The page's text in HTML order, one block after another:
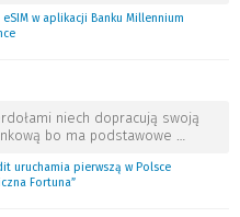
eSIM w aplikacji Banku Millennium
niech dopracują swoją
bo ma podstawowe …
uruchamia pierwszą w Polsce
Fortuna”